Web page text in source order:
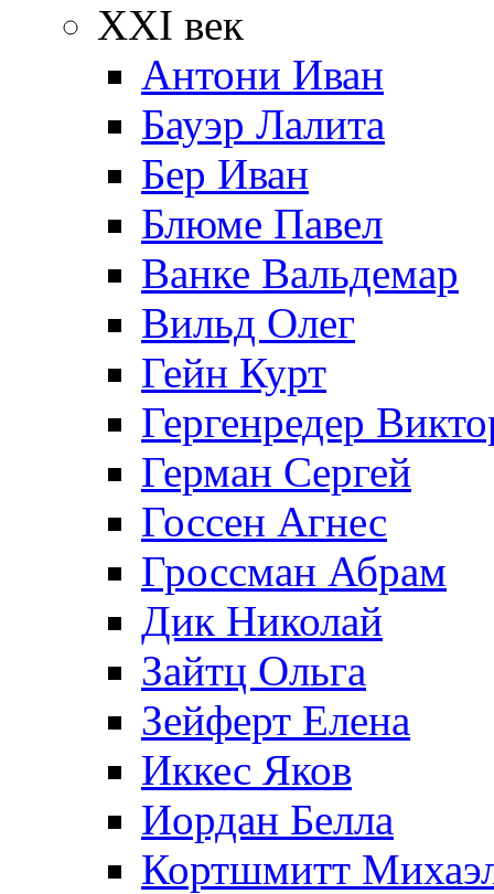
XXI век
Антони Иван
Бауэр Лалита
Бер Иван
Блюме Павел
Ванке Вальдемар
Вильд Олег
Гейн Курт
Гергенредер
Герман Сергей
Госсен Агнес
Гроссман Абрам
Дик Николай
Зайтц Ольга
Зейферт Елена
Иккес Яков
Иордан Белла
Кортшмитт